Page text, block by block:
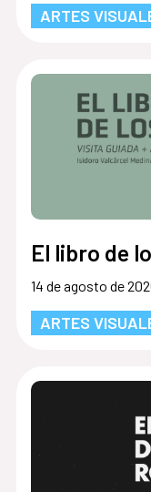
ARTES
El libro de
14 de agosto de
ARTES